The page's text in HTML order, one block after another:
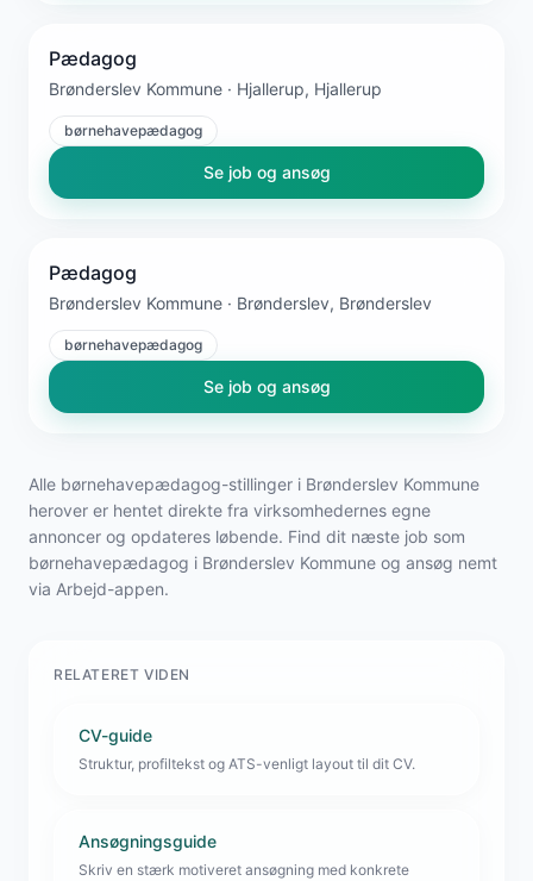
Pædagog
Brønderslev Kommune · Hjallerup, Hjallerup
børnehavepædagog
Se job og ansøg
Pædagog
Brønderslev Kommune · Brønderslev, Brønderslev
børnehavepædagog
Se job og ansøg
Alle børnehavepædagog-stillinger i Brønderslev Kommune
herover er hentet direkte fra virksomhedernes egne
annoncer og opdateres løbende. Find dit næste job som
børnehavepædagog i Brønderslev Kommune og ansøg nemt
via Arbejd-appen.
RELATERET VIDEN
CV-guide
Struktur, profiltekst og ATS-venligt layout til dit CV.
Ansøgningsguide
Skriv en stærk motiveret ansøgning med konkrete